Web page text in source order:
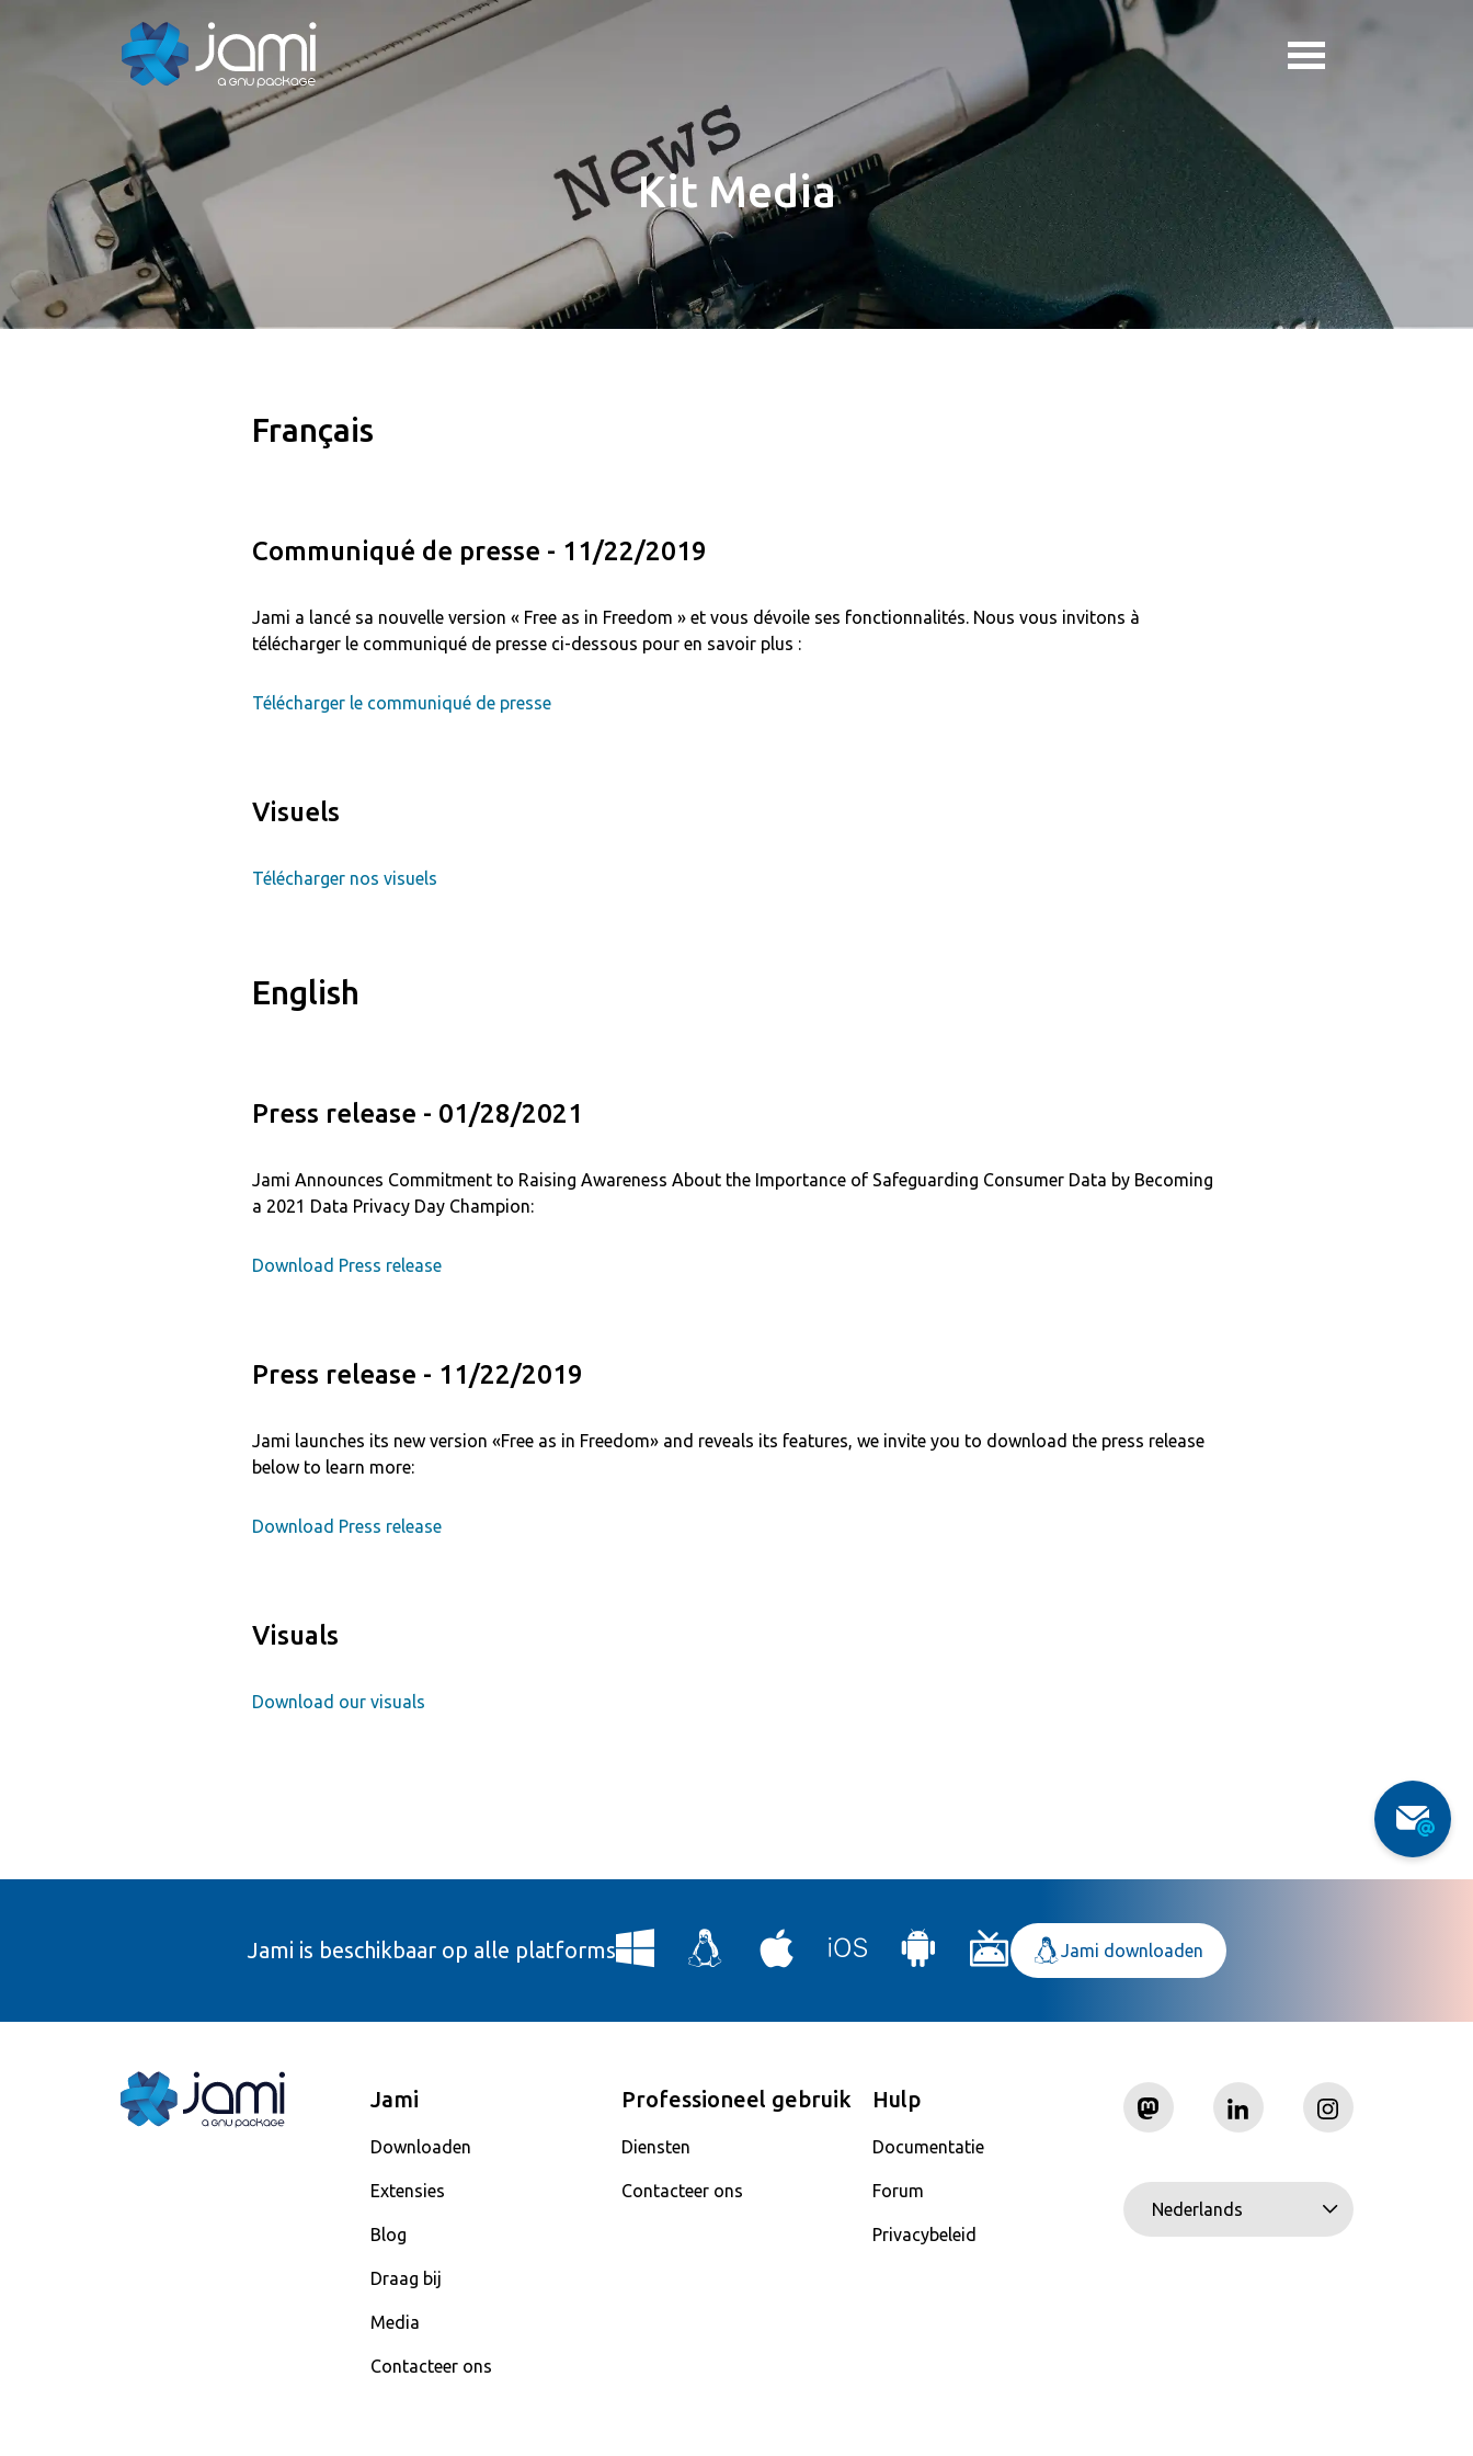
Kit Media
Français
Communiqué de presse - 11/22/2019
Jami a lancé sa nouvelle version « Free as in Freedom » et vous dévoile ses fonctionnalités. Nous vous invitons à
télécharger le communiqué de presse ci-dessous pour en savoir plus :
Télécharger le communiqué de presse
Visuels
Télécharger nos visuels
English
Press release - 01/28/2021
Jami Announces Commitment to Raising Awareness About the Importance of Safeguarding Consumer Data by Becoming
a 2021 Data Privacy Day Champion:
Download Press release
Press release - 11/22/2019
Jami launches its new version «Free as in Freedom» and reveals its features, we invite you to download the press release
below to learn more:
Download Press release
Visuals
Download our visuals
Jami is beschikbaar op alle platforms Jami downloaden
Jami
Downloaden
Extensies
Blog
Draag bij
Media
Contacteer ons
Professioneel gebruik
Diensten
Contacteer ons
Hulp
Documentatie
Forum
Privacybeleid
Nederlands